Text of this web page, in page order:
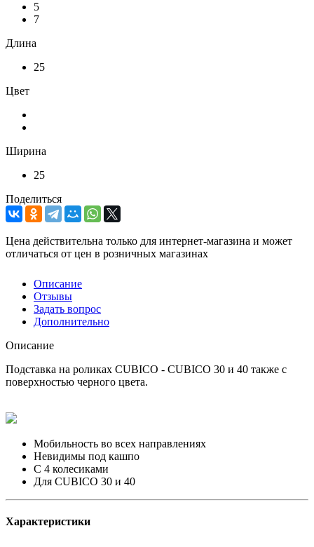
5
7
Длина
25
Цвет
Ширина
25
Поделиться
Цена действительна только для интернет-магазина и может
отличаться от цен в розничных магазинах
Описание
Отзывы
Задать вопрос
Дополнительно
Описание
Подставка на роликах CUBICO - CUBICO 30 и 40 также с
поверхностью черного цвета.
Мобильность во всех направлениях
Невидимы под кашпо
C 4 колесиками
Для CUBICO 30 и 40
Характеристики